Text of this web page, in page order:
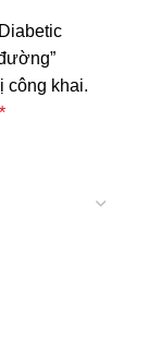
công khai.
*